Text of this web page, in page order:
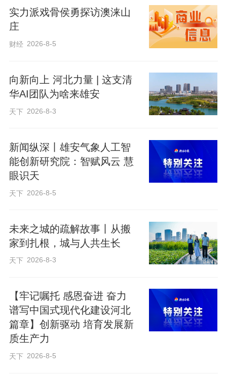
“陶渊明所说的‘不为五斗米折腰’，‘五
斗米’就是用这个陶量量五次的量。”中国社
利介绍。
去年7月，“都乡定里”陶量亮相中国考
让公众通过文物了解雄安新区深厚的文化
底蕴。
早在新石器时代，这里就有了人类生
邑、两汉遗存、隋唐城址、宋辽古战
场……一座承载着千年大计的未来之城，
文脉的梳理，是为了更好地传承。雄
安新区创新推行“考古前置”模式，在基本建
设工程开工前完成考古勘探发掘，确保重
大交通、水利、安居等项目拿到净地。这
实力派戏骨侯勇探访澳涞山
庄
财经 2026-8-5
向新向上 河北力量 | 这支清
华AI团队为啥来雄安
天下 2026-8-3
新闻纵深丨雄安气象人工智
能创新研究院：智赋风云 慧
眼识天
天下 2026-8-5
未来之城的疏解故事丨从搬
家到扎根，城与人共生长
天下 2026-8-3
【牢记嘱托 感恩奋进 奋力
谱写中国式现代化建设河北
篇章】创新驱动 培育发展新
质生产力
天下 2026-8-5